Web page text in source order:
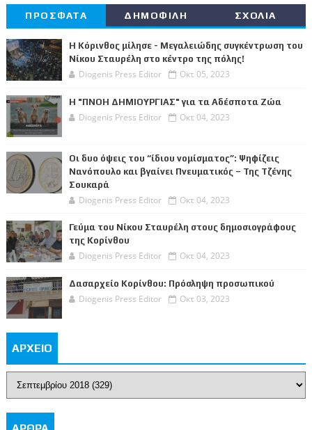
ΠΡΟΣΦΑΤΑ ΔΗΜΟΦΙΛΗ ΣΧΟΛΙΑ
Η Κόρινθος μίλησε - Μεγαλειώδης συγκέντρωση του
Νίκου Σταυρέλη στο κέντρο της πόλης!
Diogenis Press Editor Οκτ 05, 2023
Η "ΠΝΟΗ ΔΗΜΙΟΥΡΓΙΑΣ" για τα Αδέσποτα Ζώα
Diogenis Press Editor Οκτ 04, 2023
Οι δυο όψεις του “ίδιου νομίσματος”: Ψηφίζεις
Νανόπουλο και βγαίνει Πνευματικός – Της Τζένης
Σουκαρά
Diogenis Press Editor Οκτ 04, 2023
Γεύμα του Νίκου Σταυρέλη στους δημοσιογράφους
της Κορίνθου
Diogenis Press Editor Οκτ 04, 2023
Δασαρχείο Κορίνθου: Πρόσληψη προσωπικού
Diogenis Press Editor Οκτ 03, 2023
ΑΡΧΕΙΟ